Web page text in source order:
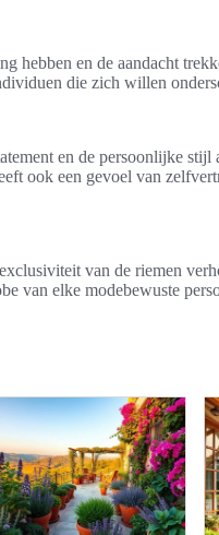
hebben en de aandacht
die zich willen
en de persoonlijke stijl
ook een gevoel van
van de riemen
van elke modebewuste